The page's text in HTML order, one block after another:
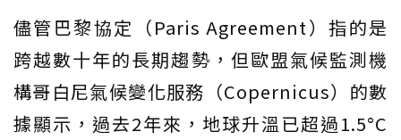
儘管巴黎協定（Paris Agreement）指的是
跨越數十年的長期趨勢，但歐盟氣候監測機
構哥白尼氣候變化服務（Copernicus）的數
據顯示，過去2年來，地球升溫已超過1.5°C